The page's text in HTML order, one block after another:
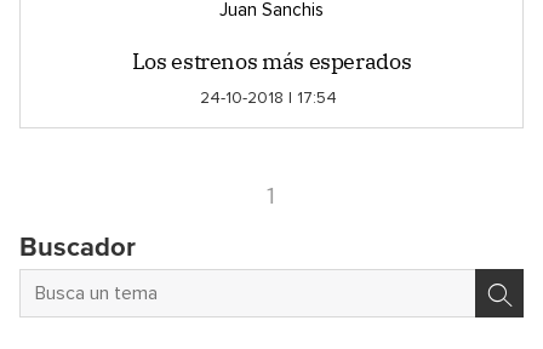
Juan Sanchis
Los estrenos más esperados
24-10-2018 | 17:54
1
Buscador